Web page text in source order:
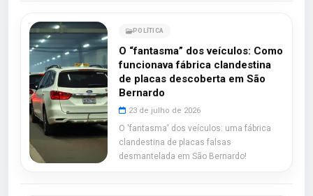
POLÍTICA
O “fantasma” dos veículos: Como
funcionava fábrica clandestina
de placas descoberta em São
Bernardo
23 de julho de 2026
O 'fantasma' dos veículos: uma fábrica
clandestina de placas falsas
desmantelada em São Bernardo!